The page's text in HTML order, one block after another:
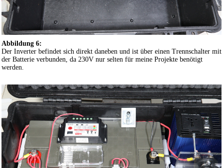
Abbildung 6:
Der Inverter befindet sich direkt daneben und ist über einen Trennschalter mit
der Batterie verbunden, da 230V nur selten für meine Projekte benötigt
werden.